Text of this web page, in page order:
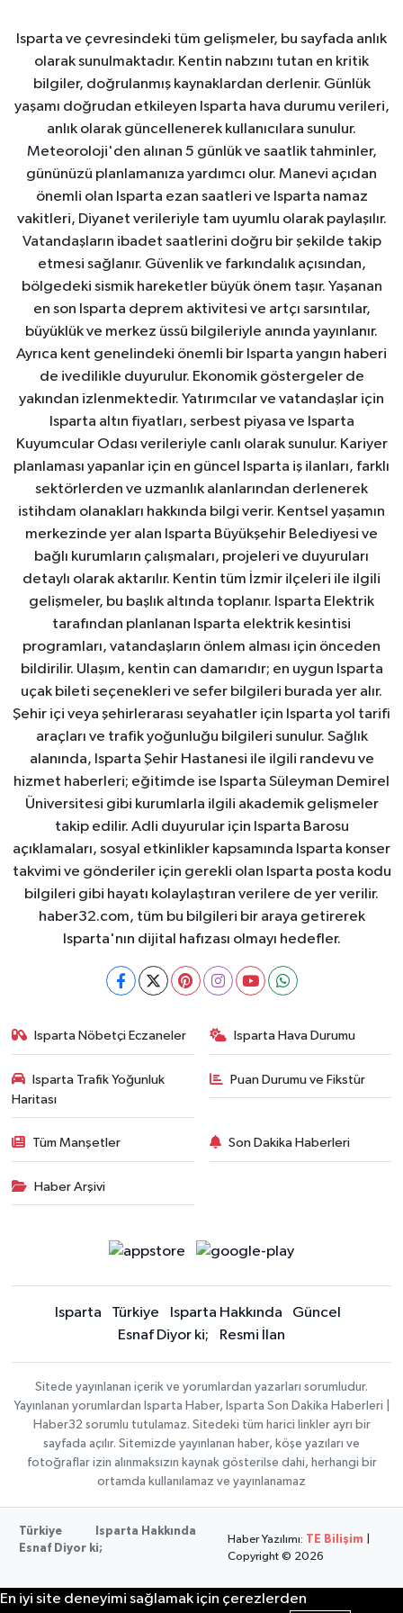
Isparta ve çevresindeki tüm gelişmeler, bu sayfada anlık
olarak sunulmaktadır. Kentin nabzını tutan en kritik
bilgiler, doğrulanmış kaynaklardan derlenir. Günlük
yaşamı doğrudan etkileyen Isparta hava durumu verileri,
anlık olarak güncellenerek kullanıcılara sunulur.
Meteoroloji'den alınan 5 günlük ve saatlik tahminler,
gününüzü planlamanıza yardımcı olur. Manevi açıdan
önemli olan Isparta ezan saatleri ve Isparta namaz
vakitleri, Diyanet verileriyle tam uyumlu olarak paylaşılır.
Vatandaşların ibadet saatlerini doğru bir şekilde takip
etmesi sağlanır. Güvenlik ve farkındalık açısından,
bölgedeki sismik hareketler büyük önem taşır. Yaşanan
en son Isparta deprem aktivitesi ve artçı sarsıntılar,
büyüklük ve merkez üssü bilgileriyle anında yayınlanır.
Ayrıca kent genelindeki önemli bir Isparta yangın haberi
de ivedilikle duyurulur. Ekonomik göstergeler de
yakından izlenmektedir. Yatırımcılar ve vatandaşlar için
Isparta altın fiyatları, serbest piyasa ve Isparta
Kuyumcular Odası verileriyle canlı olarak sunulur. Kariyer
planlaması yapanlar için en güncel Isparta iş ilanları, farklı
sektörlerden ve uzmanlık alanlarından derlenerek
istihdam olanakları hakkında bilgi verir. Kentsel yaşamın
merkezinde yer alan Isparta Büyükşehir Belediyesi ve
bağlı kurumların çalışmaları, projeleri ve duyuruları
detaylı olarak aktarılır. Kentin tüm İzmir ilçeleri ile ilgili
gelişmeler, bu başlık altında toplanır. Isparta Elektrik
tarafından planlanan Isparta elektrik kesintisi
programları, vatandaşların önlem alması için önceden
bildirilir. Ulaşım, kentin can damarıdır; en uygun Isparta
uçak bileti seçenekleri ve sefer bilgileri burada yer alır.
Şehir içi veya şehirlerarası seyahatler için Isparta yol tarifi
araçları ve trafik yoğunluğu bilgileri sunulur. Sağlık
alanında, Isparta Şehir Hastanesi ile ilgili randevu ve
hizmet haberleri; eğitimde ise Isparta Süleyman Demirel
Üniversitesi gibi kurumlarla ilgili akademik gelişmeler
takip edilir. Adli duyurular için Isparta Barosu
açıklamaları, sosyal etkinlikler kapsamında Isparta konser
takvimi ve gönderiler için gerekli olan Isparta posta kodu
bilgileri gibi hayatı kolaylaştıran verilere de yer verilir.
haber32.com, tüm bu bilgileri bir araya getirerek
Isparta'nın dijital hafızası olmayı hedefler.
Isparta Nöbetçi Eczaneler Isparta Hava Durumu
Isparta Trafik Yoğunluk
Haritası
Puan Durumu ve Fikstür
Tüm Manşetler Son Dakika Haberleri
Haber Arşivi
Isparta Türkiye Isparta Hakkında
Güncel
Esnaf Diyor ki;
Resmi İlan
Sitede yayınlanan içerik ve yorumlardan yazarları sorumludur.
Yayınlanan yorumlardan Isparta Haber, Isparta Son Dakika Haberleri |
Haber32 sorumlu tutulamaz. Sitedeki tüm harici linkler ayrı bir
sayfada açılır. Sitemizde yayınlanan haber, köşe yazıları ve
fotoğraflar izin alınmaksızın kaynak gösterilse dahi, herhangi bir
ortamda kullanılamaz ve yayınlanamaz
Türkiye
Isparta Hakkında
Esnaf Diyor ki;
Haber Yazılımı: TE Bilişim
Copyright © 2026
En iyi site deneyimi sağlamak için çerezlerden